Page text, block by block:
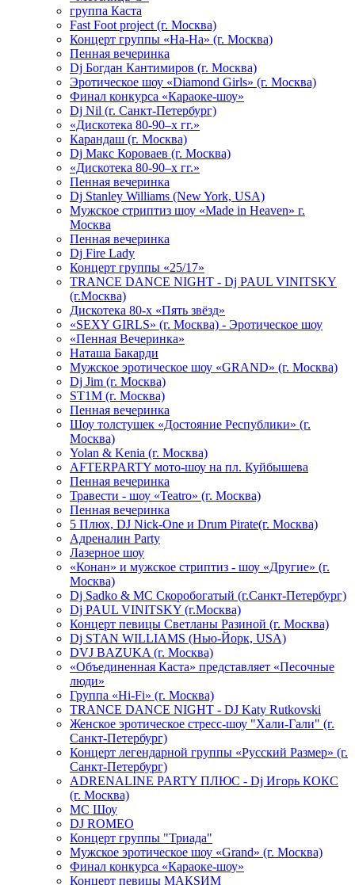
группа Каста
Fast Foot project (г. Москва)
Концерт группы «На-На» (г. Москва)
Пенная вечеринка
Dj Богдан Кантимиров (г. Москва)
Эротическое шоу «Diamond Girls» (г. Москва)
Финал конкурса «Караоке-шоу»
Dj Nil (г. Санкт-Петербург)
«Дискотека 80-90–х гг.»
Карандаш (г. Москва)
Dj Макс Короваев (г. Москва)
«Дискотека 80-90–х гг.»
Пенная вечеринка
Dj Stanley Williams (New York, USA)
Мужское стриптиз шоу «Made in Heaven» г.
Москва
Пенная вечеринка
Dj Fire Lady
Концерт группы «25/17»
TRANCE DANCE NIGHT - Dj PAUL VINITSKY
(г.Москва)
Дискотека 80-х «Пять звёзд»
«SEXY GIRLS» (г. Москва) - Эротическое шоу
«Пенная Вечеринка»
Hаташа Бакарди
Мужское эротическое шоу «GRAND» (г. Москва)
Dj Jim (г. Москва)
ST1M (г. Москва)
Пенная вечеринка
Шоу толстушек «Достояние Республики» (г.
Москва)
Yolan & Kenia (г. Москва)
AFTERPARTY мото-шоу на пл. Куйбышева
Пенная вечеринка
Травести - шоу «Teatro» (г. Москва)
Пенная вечеринка
5 Плюх, DJ Nick-One и Drum Pirate(г. Москва)
Адреналин Party
Лазерное шоу
«Конан» и мужское стриптиз - шоу «Другие» (г.
Москва)
Dj Sadko & МС Скоробогатый (г.Санкт-Петербург)
Dj PAUL VINITSKY (г.Москва)
Концерт певицы Светланы Разиной (г. Москва)
Dj STAN WILLIAMS (Нью-Йорк, USA)
DVJ BAZUKA (г. Москва)
«Объединенная Каста» представляет «Песочные
люди»
Группа «Hi-Fi» (г. Москва)
TRANCE DANCE NIGHT - DJ Katy Rutkovski
Женское эротическое стресс-шоу "Хали-Гали" (г.
Санкт-Петербург)
Концерт легендарной группы «Русский Размер» (г.
Санкт-Петербург)
ADRENALINE PARTY ПЛЮС - Dj Игорь КОКС
(г. Москва)
MC Шоу
DJ ROMEO
Концерт группы "Триада"
Мужское эротическое шоу «Grand» (г. Москва)
Финал конкурса «Караоке-шоу»
Концерт певицы МАКSИМ